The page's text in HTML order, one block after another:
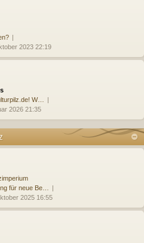
2023 22:19
W…
2026 21:35
für neue Be…
2025 16:55